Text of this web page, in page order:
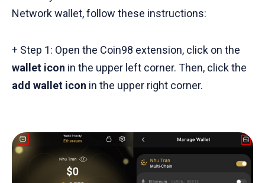
Network wallet, follow these instructions:
+ Step 1: Open the Coin98 extension, click on the
wallet icon in the upper left corner. Then, click the
add wallet icon in the upper right corner.